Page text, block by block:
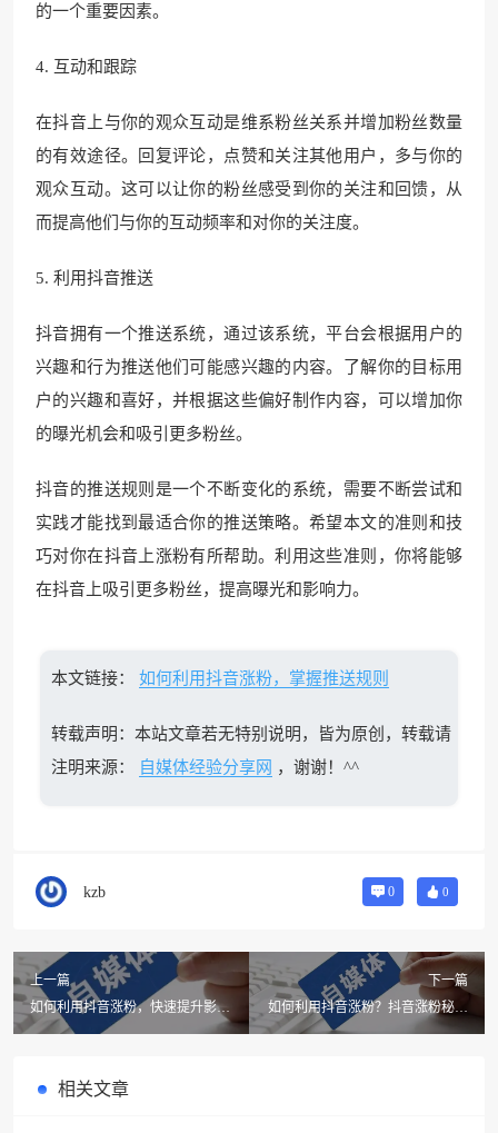
的一个重要因素。
4. 互动和跟踪
在抖音上与你的观众互动是维系粉丝关系并增加粉丝数量
的有效途径。回复评论，点赞和关注其他用户，多与你的
观众互动。这可以让你的粉丝感受到你的关注和回馈，从
而提高他们与你的互动频率和对你的关注度。
5. 利用抖音推送
抖音拥有一个推送系统，通过该系统，平台会根据用户的
兴趣和行为推送他们可能感兴趣的内容。了解你的目标用
户的兴趣和喜好，并根据这些偏好制作内容，可以增加你
的曝光机会和吸引更多粉丝。
抖音的推送规则是一个不断变化的系统，需要不断尝试和
实践才能找到最适合你的推送策略。希望本文的准则和技
巧对你在抖音上涨粉有所帮助。利用这些准则，你将能够
在抖音上吸引更多粉丝，提高曝光和影响力。
本文链接： 如何利用抖音涨粉，掌握推送规则
转载声明：本站文章若无特别说明，皆为原创，转载请
注明来源：
自媒体经验分享网 ，谢谢！^^
kzb 0 0
上一篇
如何利用抖音涨粉，快速提升影响
力
下一篇
如何利用抖音涨粉？抖音涨粉秘籍
全揭秘
相关文章